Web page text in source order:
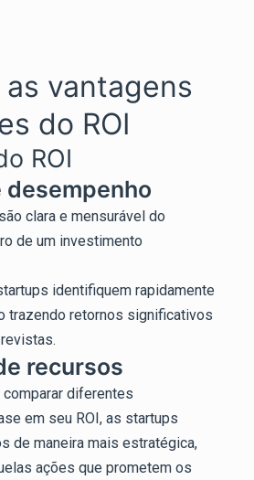
as vantagens
do ROI
ROI
desempenho
clara e mensurável do
de um investimento
identifiquem rapidamente
trazendo retornos significativos
recursos
diferentes
em seu ROI, as startups
de maneira mais estratégica,
ações que prometem os